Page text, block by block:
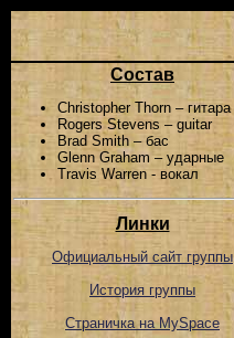
Состав
Christopher Thorn – гитара
Rogers Stevens – guitar
Brad Smith – бас
Glenn Graham – ударные
Travis Warren - вокал
Линки
Официальный сайт группы
История группы
Страничка на MySpace